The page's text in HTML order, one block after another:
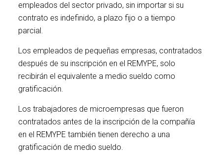
empleados del sector privado, sin importar si su
contrato es indefinido, a plazo fijo o a tiempo
parcial.
Los empleados de pequeñas empresas, contratados
después de su inscripción en el REMYPE, solo
recibirán el equivalente a medio sueldo como
gratificación.
Los trabajadores de microempresas que fueron
contratados antes de la inscripción de la compañía
en el REMYPE también tienen derecho a una
gratificación de medio sueldo.